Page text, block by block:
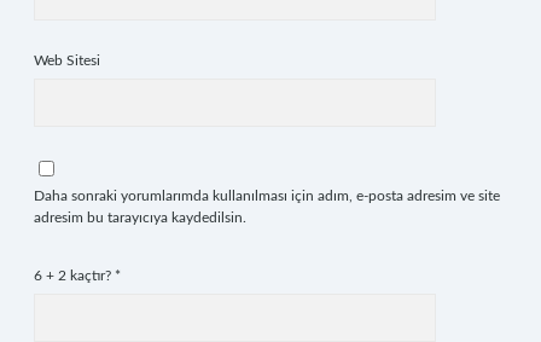
Web Sitesi
Daha sonraki yorumlarımda kullanılması için adım, e-posta adresim ve site
adresim bu tarayıcıya kaydedilsin.
6 + 2 kaçtır? *